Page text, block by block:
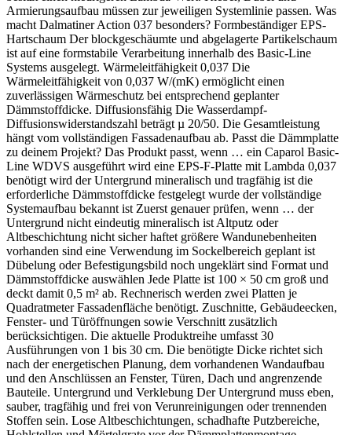
Armierungsaufbau müssen zur jeweiligen Systemlinie passen. Was
macht Dalmatiner Action 037 besonders? Formbeständiger EPS-
Hartschaum Der blockgeschäumte und abgelagerte Partikelschaum
ist auf eine formstabile Verarbeitung innerhalb des Basic-Line
Systems ausgelegt. Wärmeleitfähigkeit 0,037 Die
Wärmeleitfähigkeit von 0,037 W/(mK) ermöglicht einen
zuverlässigen Wärmeschutz bei entsprechend geplanter
Dämmstoffdicke. Diffusionsfähig Die Wasserdampf-
Diffusionswiderstandszahl beträgt µ 20/50. Die Gesamtleistung
hängt vom vollständigen Fassadenaufbau ab. Passt die Dämmplatte
zu deinem Projekt? Das Produkt passt, wenn … ein Caparol Basic-
Line WDVS ausgeführt wird eine EPS-F-Platte mit Lambda 0,037
benötigt wird der Untergrund mineralisch und tragfähig ist die
erforderliche Dämmstoffdicke festgelegt wurde der vollständige
Systemaufbau bekannt ist Zuerst genauer prüfen, wenn … der
Untergrund nicht eindeutig mineralisch ist Altputz oder
Altbeschichtung nicht sicher haftet größere Wandunebenheiten
vorhanden sind eine Verwendung im Sockelbereich geplant ist
Dübelung oder Befestigungsbild noch ungeklärt sind Format und
Dämmstoffdicke auswählen Jede Platte ist 100 × 50 cm groß und
deckt damit 0,5 m² ab. Rechnerisch werden zwei Platten je
Quadratmeter Fassadenfläche benötigt. Zuschnitte, Gebäudeecken,
Fenster- und Türöffnungen sowie Verschnitt zusätzlich
berücksichtigen. Die aktuelle Produktreihe umfasst 30
Ausführungen von 1 bis 30 cm. Die benötigte Dicke richtet sich
nach der energetischen Planung, dem vorhandenen Wandaufbau
und den Anschlüssen an Fenster, Türen, Dach und angrenzende
Bauteile. Untergrund und Verklebung Der Untergrund muss eben,
sauber, tragfähig und frei von Verunreinigungen oder trennenden
Stoffen sein. Lose Altbeschichtungen, schadhafte Putzbereiche,